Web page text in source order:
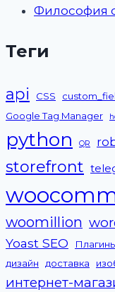
Философия
Теги
api CSS
Google Tag Manager
python QR
storefront
woomillion
Yoast SEO
дизайн доставка
интернет-